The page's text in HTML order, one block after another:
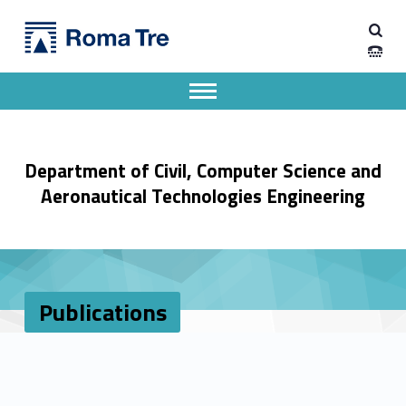
Publications - Dipartimento di Ingegneria Civile, Informatica e delle Tecnologie Aeronautiche
Department of Civil, Computer Science and
Aeronautical Technologies Engineering
Apri il menu secondario
Header info sidebar
Publications